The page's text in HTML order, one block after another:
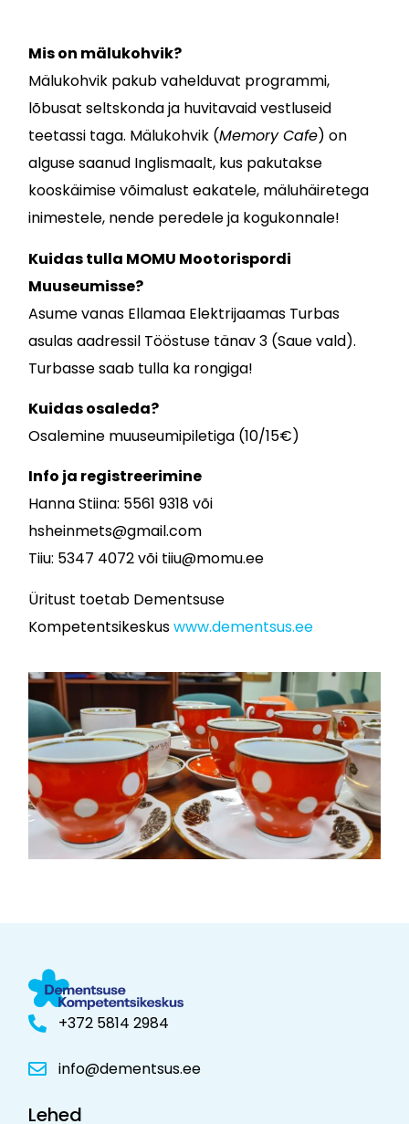
Mis on mälukohvik?
Mälukohvik pakub vahelduvat programmi,
lõbusat seltskonda ja huvitavaid vestluseid
teetassi taga. Mälukohvik (Memory Cafe) on
alguse saanud Inglismaalt, kus pakutakse
kooskäimise võimalust eakatele, mäluhäiretega
inimestele, nende peredele ja kogukonnale!
Kuidas tulla MOMU Mootorispordi
Muuseumisse?
Asume vanas Ellamaa Elektrijaamas Turbas
asulas aadressil Tööstuse tänav 3 (Saue vald).
Turbasse saab tulla ka rongiga!
Kuidas osaleda?
Osalemine muuseumipiletiga (10/15€)
Info ja registreerimine
Hanna Stiina: 5561 9318 või
hsheinmets@gmail.com
Tiiu: 5347 4072 või tiiu@momu.ee
Üritust toetab Dementsuse
Kompetentsikeskuswww.dementsus.ee
+372 5814 2984
info@dementsus.ee
Lehed